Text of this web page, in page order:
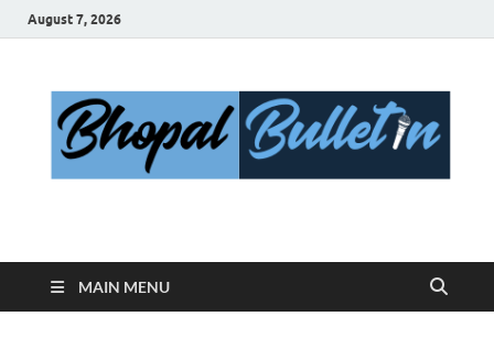
August 7, 2026
Bhopal Bulletin
MAIN MENU